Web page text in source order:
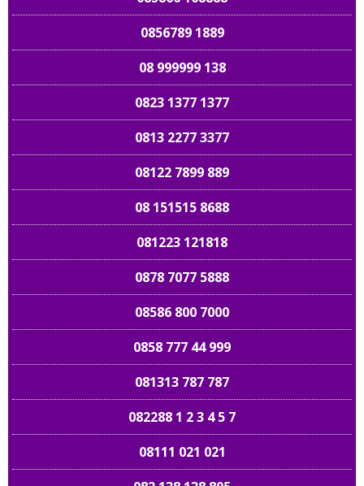
0856789 1889
08 999999 138
0823 1377 1377
0813 2277 3377
08122 7899 889
08 151515 8688
081223 121818
0878 7077 5888
08586 800 7000
0858 777 44 999
081313 787 787
082288 1 2 3 4 5 7
08111 021 021